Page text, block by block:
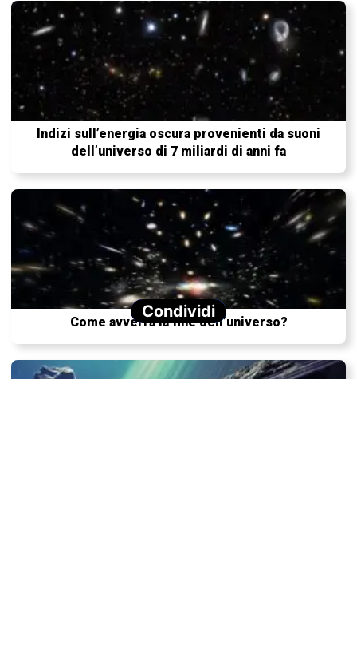
Indizi sull’energia oscura provenienti da suoni
dell’universo di 7 miliardi di anni fa
Come avverrà la fine dell’universo?
Condividi